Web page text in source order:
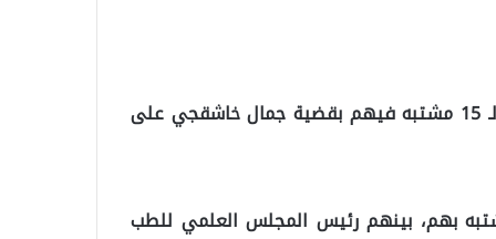
وبحسب صحيفة “واشنطن بوست”، هناك 12 شخصا من الـ 15 مشتبه فيهم بقضية جمال خاشقجي على
على نسخ من جوازات 7 من المشتبه بهم، بينهم رئيس المجلس العلمي للطب